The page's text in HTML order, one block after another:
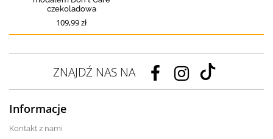
czekoladowa
109,99 zł
ZNAJDŹ NAS NA
Informacje
Kontakt z nami